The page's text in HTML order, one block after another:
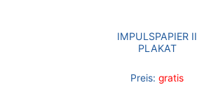
IMPULSPAPIER II
PLAKAT
Preis: gratis